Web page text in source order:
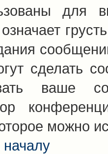
для
сделать
ваше
можно
началу